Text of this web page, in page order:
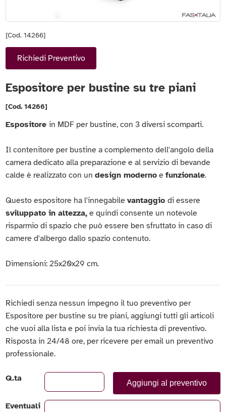
[Cod. 14266]
Richiedi Preventivo
Espositore per bustine su tre piani
[Cod. 14266]
Espositorein MDF per bustine, con 3 diversi scomparti.
Il contenitore per bustine a complemento dell'angolo della
camera dedicato alla preparazione e al servizio di bevande
calde è realizzato con undesign moderno efunzionale.
Questo espositore ha l'innegabilevantaggiodi essere
sviluppato in altezza, e quindi consente un notevole
risparmio di spazio che può essere ben sfruttato in caso di
camere d'albergo dallo spazio contenuto.
Dimensioni: 25x20x29 cm.
Richiedi senza nessun impegno il tuo preventivo per
Espositore per bustine su tre piani, aggiungi tutti gli articoli
che vuoi alla lista e poi invia la tua richiesta di preventivo.
Risposta in 24/48 ore, per ricevere per email un preventivo
professionale.
Q.ta Aggiungi al preventivo
Eventuali